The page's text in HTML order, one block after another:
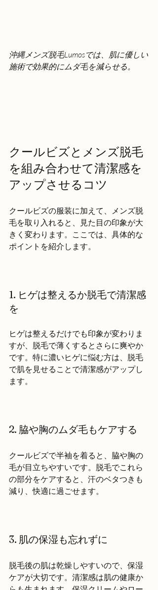
沖縄メンズ脱毛Lumosでは、肌に優しい
施術で効果的にムダ毛を減らせる。
クールビズとメンズ脱毛
を組み合わせて清潔感を
アップさせるコツ
クールビズの服装に加えて、メンズ脱
毛を取り入れると、見た目の印象が大
きく変わります。ここでは、具体的な
ポイントを紹介します。
1. ヒゲは整えるか脱毛で清潔感
を
ヒゲは整えるだけでも印象が変わりま
すが、脱毛で薄くするとさらに爽やか
です。特に濃いヒゲに悩む方は、脱毛
で肌を見せることで清潔感がアップし
ます。
2. 脇や胸のムダ毛もケアする
クールビズで半袖を着ると、脇や胸の
毛が目立ちやすいです。脱毛でこれら
の部分をケアすると、汗のベタつきも
減り、快適に過ごせます。
3. 肌の保湿も忘れずに
脱毛後の肌は乾燥しやすいので、保湿
ケアが大切です。清潔感は肌の健康か